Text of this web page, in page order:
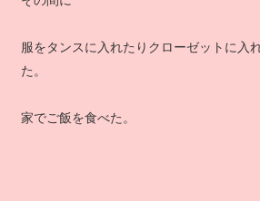
服をタンスに入れたりクローゼットに入
た。
家でご飯を食べた。